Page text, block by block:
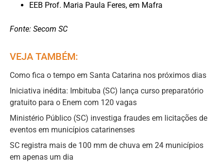
EEB Prof. Maria Paula Feres, em Mafra
Fonte: Secom SC
VEJA TAMBÉM:
Como fica o tempo em Santa Catarina nos próximos dias
Iniciativa inédita: Imbituba (SC) lança curso preparatório
gratuito para o Enem com 120 vagas
Ministério Público (SC) investiga fraudes em licitações de
eventos em municípios catarinenses
SC registra mais de 100 mm de chuva em 24 municípios
em apenas um dia